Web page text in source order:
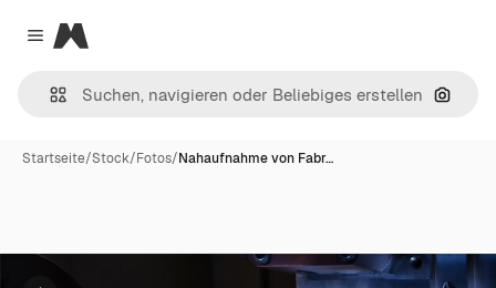
Close menu
Magnific
Nach
Startseite/Stock/Fotos/Nahaufnahme von Fabr…